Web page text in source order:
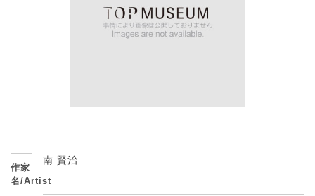
作家
名/Artist
南 賢治